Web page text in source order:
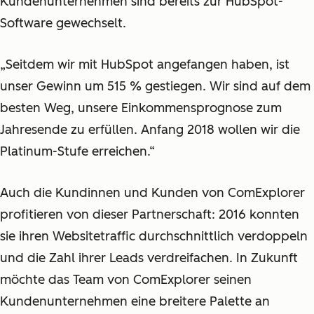
Software gewechselt.
„Seitdem wir mit HubSpot angefangen haben, ist
unser Gewinn um 515 % gestiegen. Wir sind auf dem
besten Weg, unsere Einkommensprognose zum
Jahresende zu erfüllen. Anfang 2018 wollen wir die
Platinum-Stufe erreichen.“
Auch die Kundinnen und Kunden von ComExplorer
profitieren von dieser Partnerschaft: 2016 konnten
sie ihren Websitetraffic durchschnittlich verdoppeln
und die Zahl ihrer Leads verdreifachen. In Zukunft
möchte das Team von ComExplorer seinen
Kundenunternehmen eine breitere Palette an